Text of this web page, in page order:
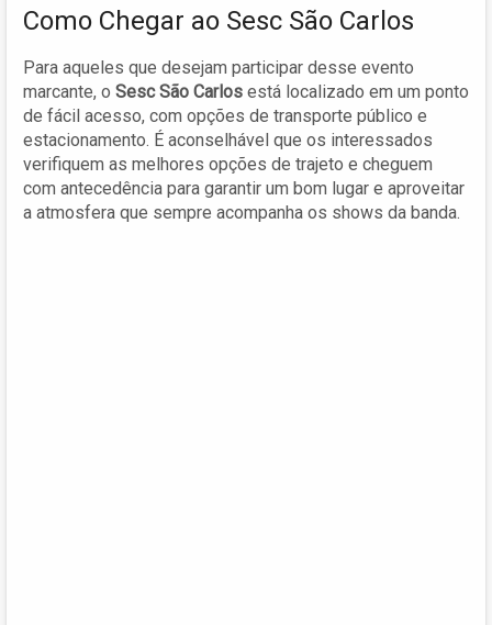
Como Chegar ao Sesc São Carlos
Para aqueles que desejam participar desse evento
marcante, o Sesc São Carlos está localizado em um ponto
de fácil acesso, com opções de transporte público e
estacionamento. É aconselhável que os interessados
verifiquem as melhores opções de trajeto e cheguem
com antecedência para garantir um bom lugar e aproveitar
a atmosfera que sempre acompanha os shows da banda.